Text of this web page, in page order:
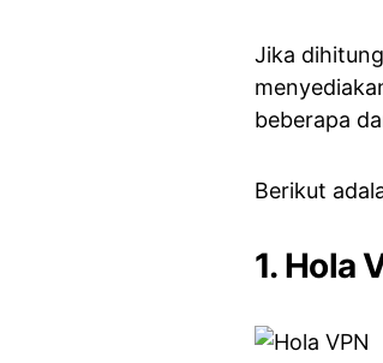
Jika
beberapa
Berikut
1. Hola